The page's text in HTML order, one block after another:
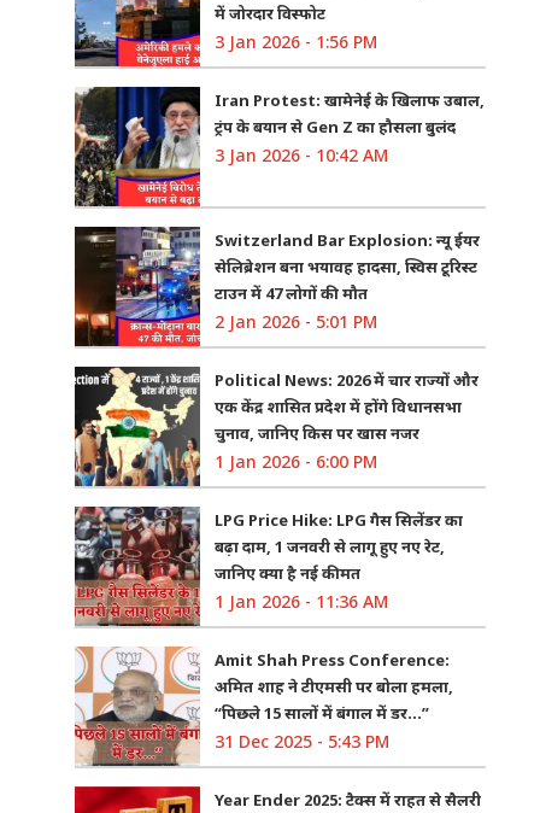
में जोरदार विस्फोट
3 Jan 2026 - 1:56 PM
Iran Protest: खामेनेई के खिलाफ उबाल,
ट्रंप के बयान से Gen Z का हौसला बुलंद
3 Jan 2026 - 10:42 AM
Switzerland Bar Explosion: न्यू ईयर
सेलिब्रेशन बना भयावह हादसा, स्विस टूरिस्ट
टाउन में 47 लोगों की मौत
2 Jan 2026 - 5:01 PM
Political News: 2026 में चार राज्यों और
एक केंद्र शासित प्रदेश में होंगे विधानसभा
चुनाव, जानिए किस पर खास नजर
1 Jan 2026 - 6:00 PM
LPG Price Hike: LPG गैस सिलेंडर का
बढ़ा दाम, 1 जनवरी से लागू हुए नए रेट,
जानिए क्या है नई कीमत
1 Jan 2026 - 11:36 AM
Amit Shah Press Conference:
अमित शाह ने टीएमसी पर बोला हमला,
“पिछले 15 सालों में बंगाल में डर…”
31 Dec 2025 - 5:43 PM
Year Ender 2025: टैक्स में राहत से सैलरी